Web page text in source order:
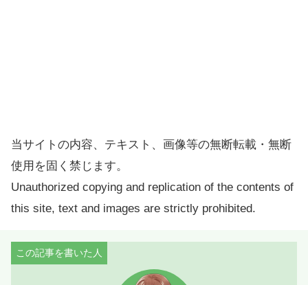
当サイトの内容、テキスト、画像等の無断転載・無断
使用を固く禁じます。
Unauthorized copying and replication of the contents of
this site, text and images are strictly prohibited.